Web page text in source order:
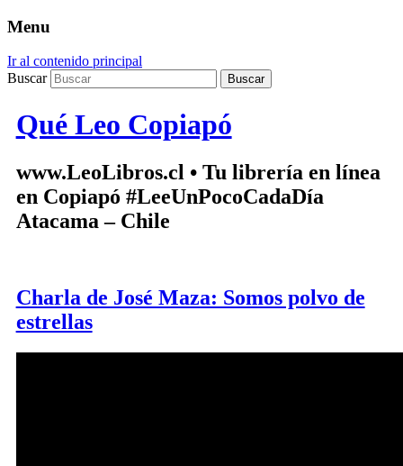
Menu
Ir al contenido principal
Buscar
Qué Leo Copiapó
www.LeoLibros.cl • Tu librería en línea
en Copiapó #LeeUnPocoCadaDía
Atacama – Chile
Charla de José Maza: Somos polvo de
estrellas